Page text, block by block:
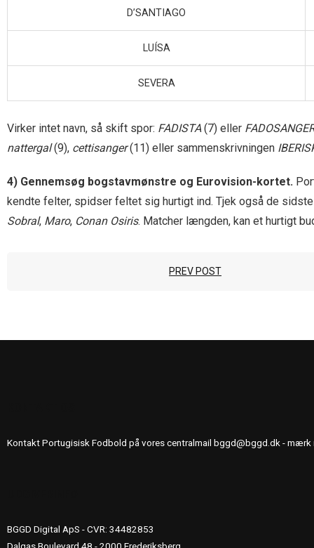
D’SANTIAGO
LUÍSA
SEVERA
Virker intet navn, så skift spor: FADISTA(7) eller
nattergal(9), cettisanger(11) eller sammenskrivningen
4) Gennemsøg bogstav­mønstre og Eurovision-kortet.
kendte felter, spidser feltet sig hurtigt ind. Tjek også de
Sobral, Maro, Conan Osiris. Matcher længden, kan et hurtigt
PREV POST
Kontakt Portugisisk Fodbold på vores centralmail bggd@bggd.dk - mærk
BGGD Digital ApS - CVR: 34482853